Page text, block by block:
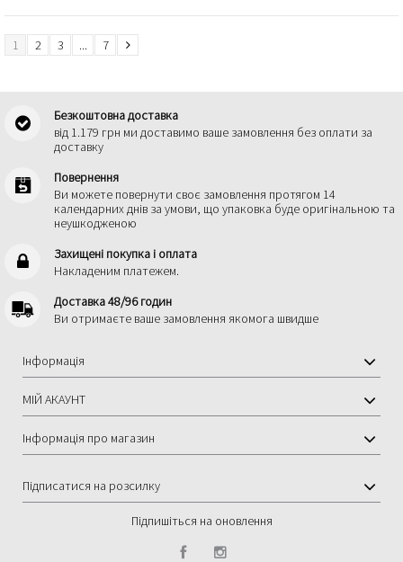
1 2 3 ... 7
Безкоштовна доставка
від 1.179 грн ми доставимо ваше замовлення без оплати за
доставку
Повернення
Ви можете повернути своє замовлення протягом 14
календарних днів за умови, що упаковка буде оригінальною та
неушкодженою
Захищені покупка і оплата
Hакладеним платежем.
Доставка 48/96 годин
Ви отримаєте ваше замовлення якомога швидше
Інформація
МІЙ АКАУНТ
Інформація про магазин
Підписатися на розсилку
Підпишіться на оновлення